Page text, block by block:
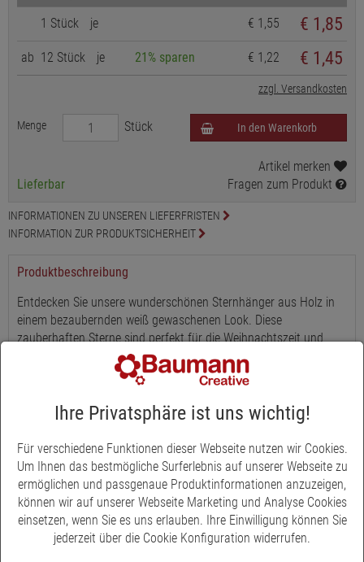
1 Stück je € 1,55 € 1,85
ab 12 Stück je 21% sparen € 1,22 € 1,45
zzgl. Versandkosten
Menge Stück In den Warenkorb
Lieferbar
Artikel merken
Fragen zum Produkt
INFORMATIONEN ZU UNSEREN LIEFERFRISTEN
INFORMATION ZUR PRODUKTSICHERHEIT
Produktbeschreibung
Entdecken Sie unsere wunderschönen Sternhänger aus Holz in
einem bezaubernden weiß gewaschenen Look. Diese
zauberhaften Sterne sind perfekt für die Weihnachtszeit und
verleihen jedem Raum eine festliche Atmosphäre. Egal, ob Sie sie
als Christbaumschmuck verwenden, in Ihre floristischen
diese Sterne sind vielseitig einsetzbar und lassen Ihrer Kreativität
freien Lauf. Unsere Sternhänger werden mit einer rustikalen
Jute-Kordel geliefert, die den Vintage-Look unterstreicht und
Ihrem Dekor eine besondere Note verleiht. Die weiße Waschung
verleiht ihnen einen charmanten Shabby-Chic-Stil, der zu vielen
Einrichtungsstilen passt. Die Größe dieser Sternhänger beträgt
ca. 10 Zentimeter im Durchmesser, was sie zu auffälligen
Blickfängen macht. Ob Sie sie an den Weihnachtsbaum hängen,
Mehr anzeigen
Ihre Privatsphäre ist uns wichtig!
Für verschiedene Funktionen dieser Webseite nutzen wir Cookies.
Um Ihnen das bestmögliche Surferlebnis auf unserer Webseite zu
ermöglichen und passgenaue Produktinformationen anzuzeigen,
können wir auf unserer Webseite Marketing und Analyse Cookies
einsetzen, wenn Sie es uns erlauben. Ihre Einwilligung können Sie
jederzeit über die Cookie Konfiguration widerrufen.